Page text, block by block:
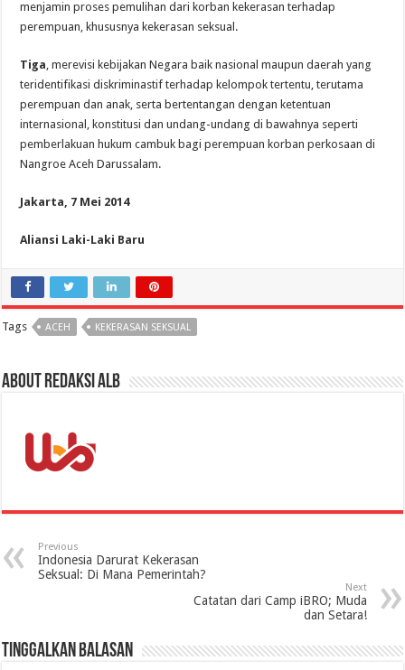
menjamin proses pemulihan dari korban kekerasan terhadap
perempuan, khususnya kekerasan seksual.
Tiga , merevisi kebijakan Negara baik nasional maupun daerah yang
teridentifikasi diskriminastif terhadap kelompok tertentu, terutama
perempuan dan anak, serta bertentangan dengan ketentuan
internasional, konstitusi dan undang-undang di bawahnya seperti
pemberlakuan hukum cambuk bagi perempuan korban perkosaan di
Nangroe Aceh Darussalam.
Jakarta, 7 Mei 2014
Aliansi Laki-Laki Baru
Tags ACEH KEKERASAN SEKSUAL
About Redaksi ALB
Previous
Indonesia Darurat Kekerasan
Seksual: Di Mana Pemerintah?
Next
Catatan dari Camp iBRO; Muda
dan Setara!
Tinggalkan Balasan